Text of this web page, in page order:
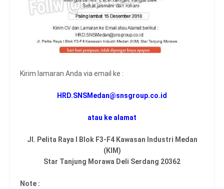
Kirim lamaran Anda via email ke :
HRD.SNSMedan@snsgroup.co.id
atau ke alamat
Jl. Pelita Raya I Blok F3-F4 Kawasan Industri Medan
(KIM)
Star Tanjung Morawa Deli Serdang 20362
Note :